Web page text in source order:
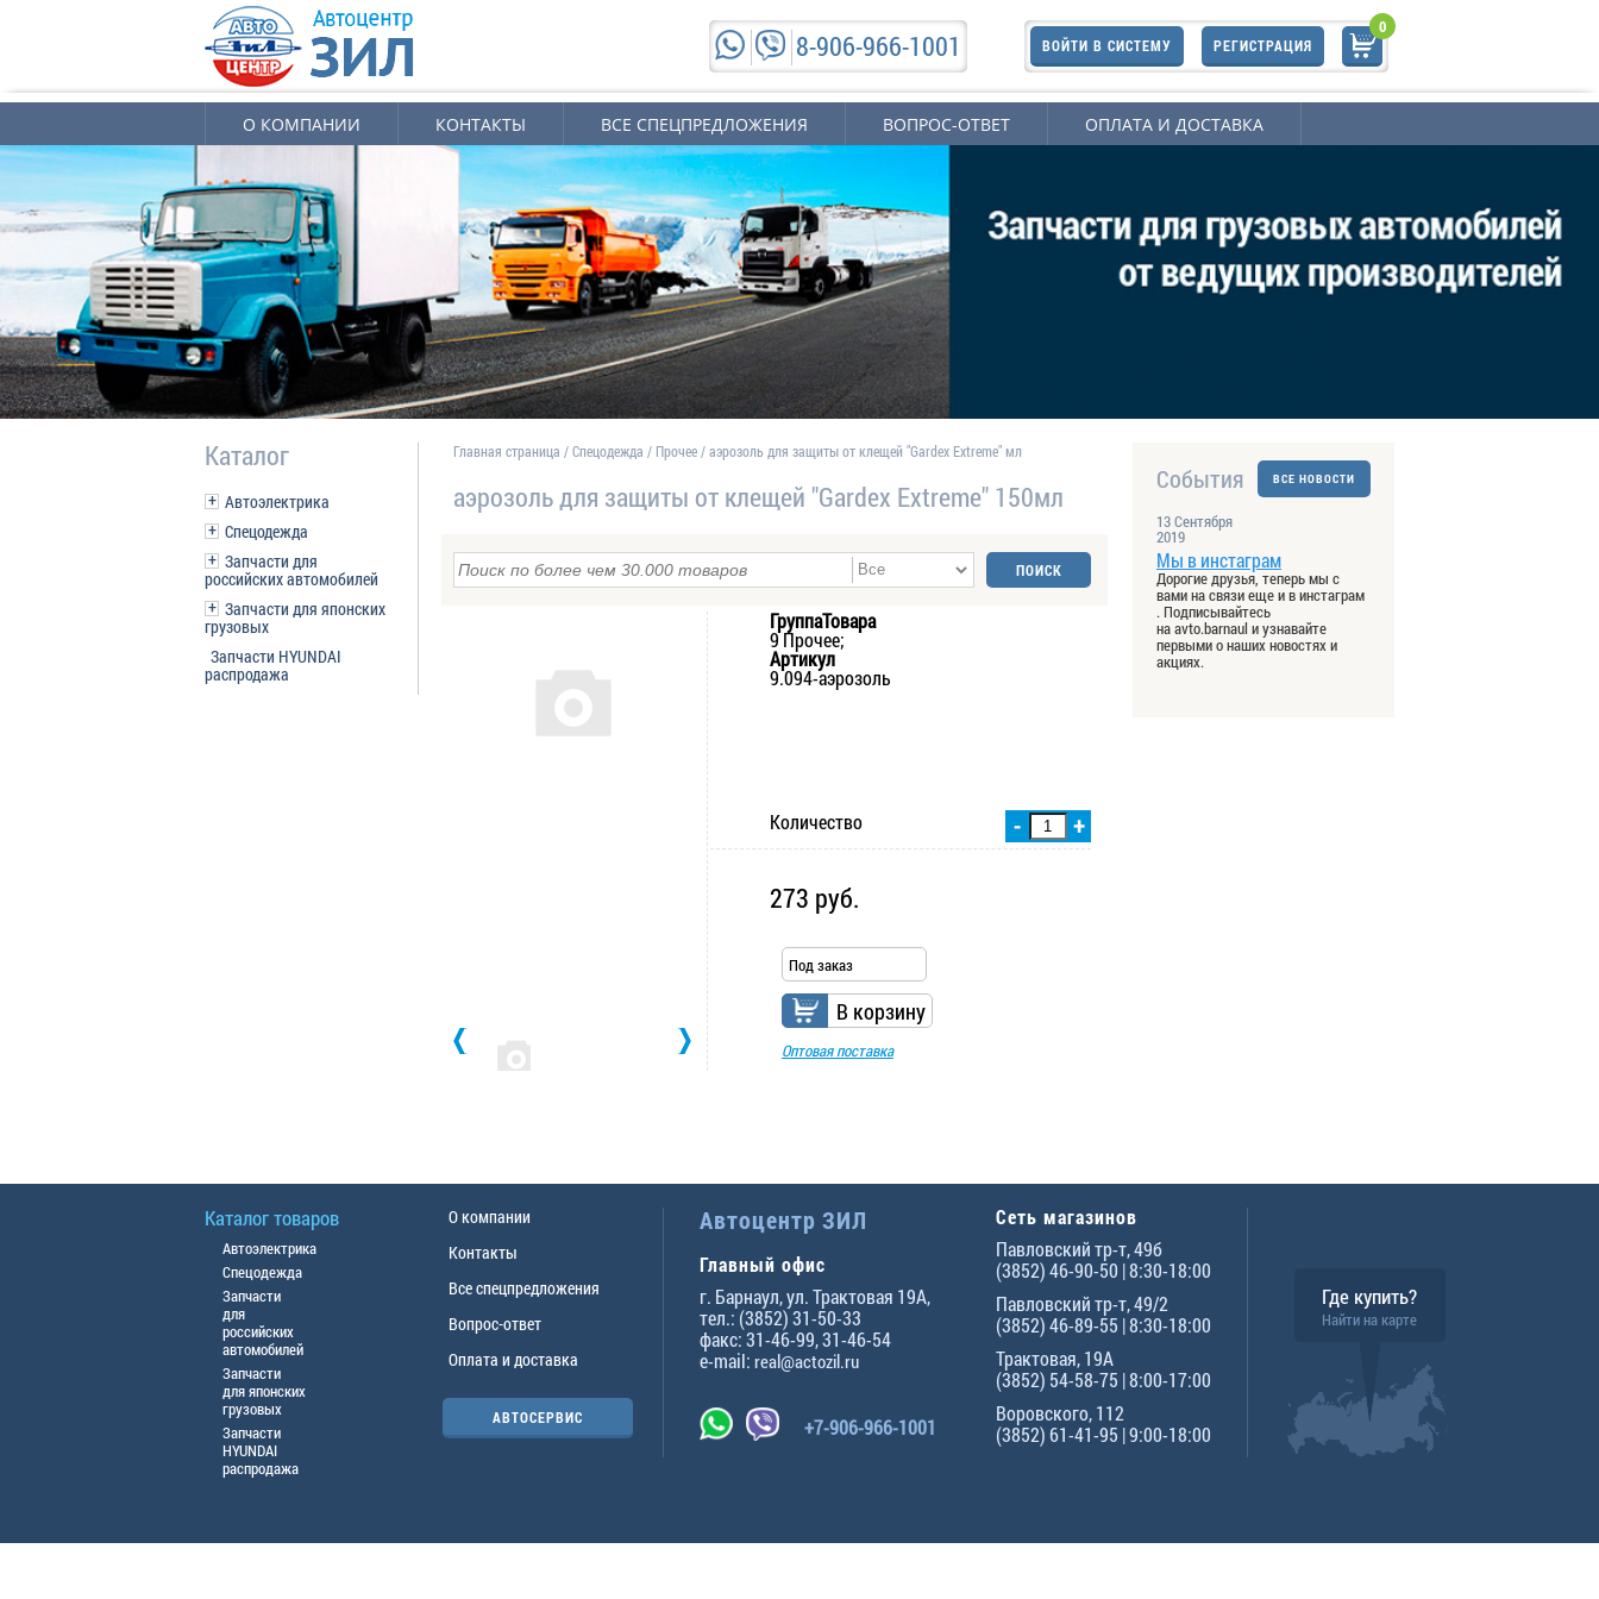
8-906-966-1001
0
ВОЙТИ В СИСТЕМУ РЕГИСТРАЦИЯ
О КОМПАНИИ КОНТАКТЫ ВСЕ СПЕЦПРЕДЛОЖЕНИЯ ВОПРОС-ОТВЕТ ОПЛАТА И ДОСТАВКА
Каталог
Автоэлектрика
Спецодежда
Запчасти для
российских автомобилей
Запчасти для японских
грузовых
Запчасти HYUNDAI
распродажа
ВСЕ НОВОСТИ
События
13 Сентября
2019
Мы в инстаграм
Дорогие друзья, теперь мы с
вами на связи еще и в инстаграм
. Подписывайтесь
на avto.barnaul и узнавайте
первыми о наших новостях и
акциях.
Главная страница /Спецодежда / Прочее/аэрозоль для защиты от клещей "Gardex Extreme" мл
аэрозоль для защиты от клещей "Gardex Extreme" 150мл
ГруппаТовара
9 Прочее;
Артикул
9.094-аэрозоль
+
-
Количество
273 руб.
Под заказ
В корзину
Оптовая поставка
Каталог товаров
Автоэлектрика
Спецодежда
Запчасти
для
российских
автомобилей
Запчасти
для японских
грузовых
Запчасти
HYUNDAI
распродажа
О компании
Контакты
Все спецпредложения
Вопрос-ответ
Оплата и доставка
АВТОСЕРВИС
Автоцентр ЗИЛ
Главный офис
г. Барнаул,ул. Трактовая 19А,
тел.: (3852) 31-50-33
факс:31-46-99,31-46-54
e-mail: real@actozil.ru
+7-906-966-1001
Сеть магазинов
Павловский тр-т, 49б
(3852) 46-90-50 | 8:30-18:00
Павловский тр-т, 49/2
(3852) 46-89-55 | 8:30-18:00
Трактовая, 19А
(3852) 54-58-75 | 8:00-17:00
Воровского, 112
(3852) 61-41-95 | 9:00-18:00
Где купить?
Найти на карте